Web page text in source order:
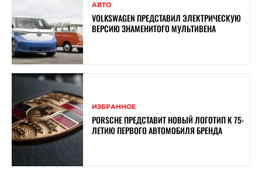
АВТО
VOLKSWAGEN ПРЕДСТАВИЛ ЭЛЕКТРИЧЕСКУЮ
ВЕРСИЮ ЗНАМЕНИТОГО МУЛЬТИВЕНА
ИЗБРАННОЕ
PORSCHE ПРЕДСТАВИТ НОВЫЙ ЛОГОТИП К 75-
ЛЕТИЮ ПЕРВОГО АВТОМОБИЛЯ БРЕНДА